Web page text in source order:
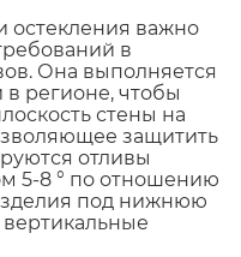
остекления важно
в
Она выполняется
в регионе, чтобы
стены на
защитить
отливы
5-8 ° по отношению
под нижнюю